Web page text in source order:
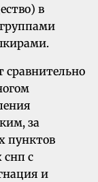
в
сравнительно
за
пунктов
с
и